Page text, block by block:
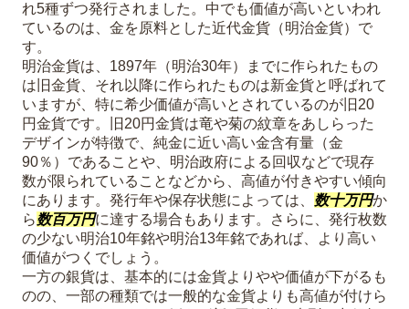
れ5種ずつ発行されました。中でも価値が高いといわれ
ているのは、金を原料とした近代金貨（明治金貨）で
す。
明治金貨は、1897年（明治30年）までに作られたもの
は旧金貨、それ以降に作られたものは新金貨と呼ばれて
いますが、特に希少価値が高いとされているのが旧20
円金貨です。旧20円金貨は竜や菊の紋章をあしらった
デザインが特徴で、純金に近い高い金含有量（金
90％）であることや、明治政府による回収などで現存
数が限られていることなどから、高値が付きやすい傾向
にあります。発行年や保存状態によっては、 数十万円か
ら数百万円に達する場合もあります。さらに、発行枚数
の少ない明治10年銘や明治13年銘であれば、より高い
価値がつくでしょう。
一方の銀貨は、基本的には金貨よりやや価値が下がるも
のの、一部の種類では一般的な金貨よりも高値が付けら